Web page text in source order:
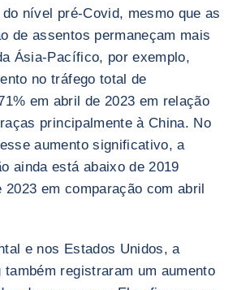
nível pré-Covid, mesmo que as
de assentos permaneçam mais
Ásia-Pacífico, por exemplo,
no tráfego total de
em abril de 2023 em relação
principalmente à China. No
aumento significativo, a
ainda está abaixo de 2019
2023 em comparação com abril
e nos Estados Unidos, a
também registraram um aumento